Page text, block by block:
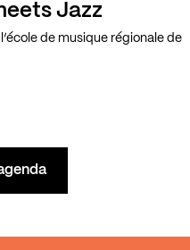
Jazz
de musique régionale de